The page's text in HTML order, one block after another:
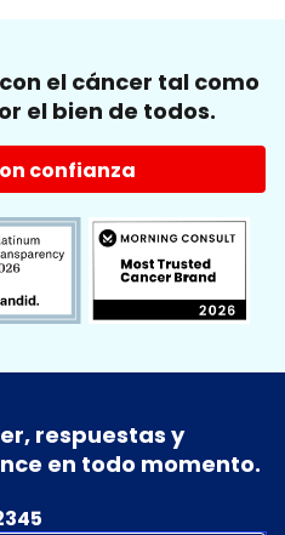
el cáncer tal como
el bien de todos.
confianza
respuestas y
en todo momento.